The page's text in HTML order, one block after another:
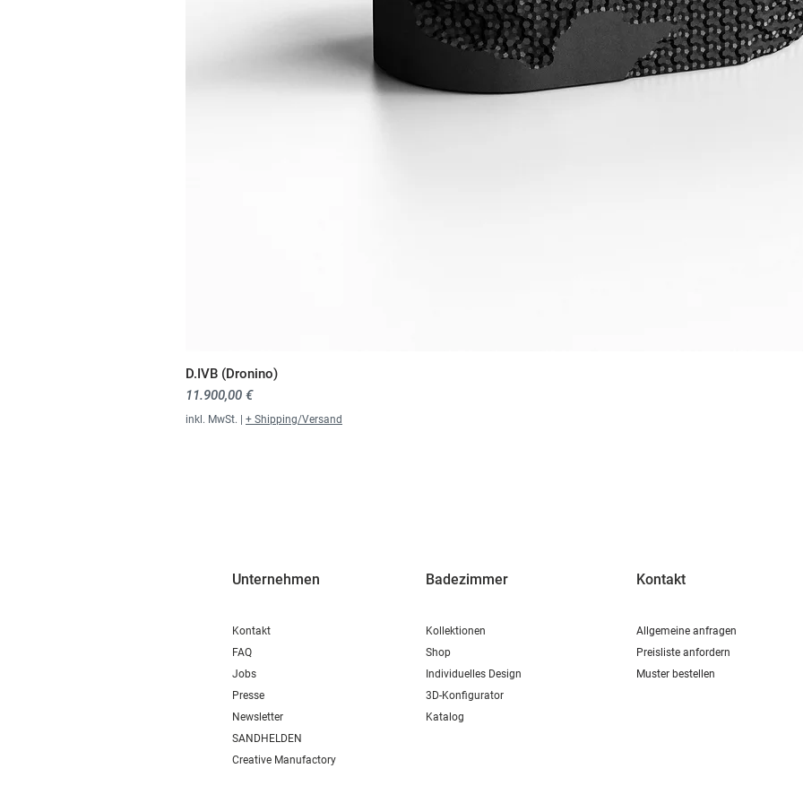
D.IVB (Dronino)
Preis
11.900,00 €
inkl. MwSt. + Shipping/Versand
Unternehmen
Kontakt
FAQ
Jobs
Presse
Newsletter
SANDHELDEN
Creative Manufactory
Badezimmer
Kollektionen
Shop
Individuelles Design
3D-Konfigurator
Katalog
Kontakt
Allgemeine anfragen
Preisliste anfordern
Muster bestellen